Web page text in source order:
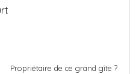
Propriétaire de ce grand gîte ?